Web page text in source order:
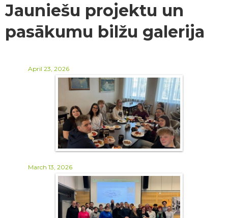
Jauniešu projektu un
pasākumu bilžu galerija
April 23, 2026
March 13, 2026